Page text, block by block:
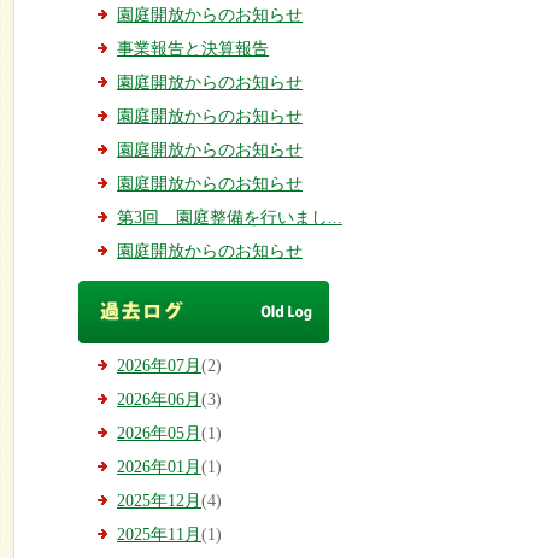
園庭開放からのお知らせ
事業報告と決算報告
園庭開放からのお知らせ
園庭開放からのお知らせ
園庭開放からのお知らせ
園庭開放からのお知らせ
第3回 園庭整備を行いまし...
園庭開放からのお知らせ
2026年07月 (2)
2026年06月 (3)
2026年05月 (1)
2026年01月 (1)
2025年12月 (4)
2025年11月 (1)